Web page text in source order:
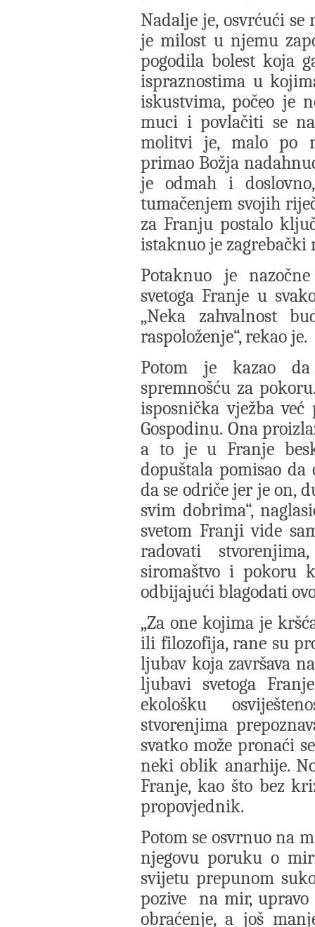
Nadalje je, osvrćući
je milost u njemu
pogodila bolest koja
ispraznostima u
iskustvima, počeo je
muci i povlačiti se
molitvi je, malo po
primao Božja
je odmah i
tumačenjem svojih
za Franju postalo
istaknuo je zagrebački
Potaknuo je
svetoga Franje u
„Neka zahvalnost
raspoloženje“, rekao je.
Potom je kazao
spremnošću za
isposnička vježba
Gospodinu. Ona
a to je u Franje
dopuštala pomisao
da se odriče jer je on,
svim dobrima“,
svetom Franji vide
radovati
siromaštvo i pokoru
odbijajući blagodati
„Za one kojima je
ili filozofija, rane su
ljubav koja završava
ljubavi svetoga
ekološku
stvorenjima
svatko može pronaći
neki oblik anarhije.
Franje, kao što bez
propovjednik.
Potom se osvrnuo na
njegovu poruku o
svijetu prepunom
pozive na mir, upravo
obraćenje, a još